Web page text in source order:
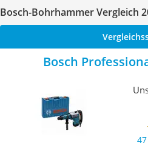
Bosch-Bohrhammer Vergleich
Bosch